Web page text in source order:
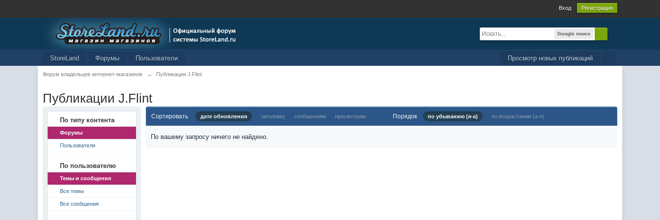
Вход Регистрация
Google поиск
Просмотр новых публикаций
StoreLand Форумы Пользователи
Форум владельцев интернет-магазинов → Публикации J.Flint
Публикации J.Flint
По типу контента
Форумы
Пользователи
По пользователю
Темы и сообщения
Все темы
Все сообщения
Сортировать дате обновления заголовку сообщениям просмотрам Порядок по убыванию (я-а) по возрастанию (а-я)
По вашему запросу ничего не найдено.